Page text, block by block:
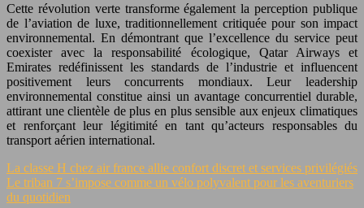
Cette révolution verte transforme également la perception publique
de l’aviation de luxe, traditionnellement critiquée pour son impact
environnemental. En démontrant que l’excellence du service peut
coexister avec la responsabilité écologique, Qatar Airways et
Emirates redéfinissent les standards de l’industrie et influencent
positivement leurs concurrents mondiaux. Leur leadership
environnemental constitue ainsi un avantage concurrentiel durable,
attirant une clientèle de plus en plus sensible aux enjeux climatiques
et renforçant leur légitimité en tant qu’acteurs responsables du
transport aérien international.
La classe H chez air france allie confort discret et services privilégiés
Le triban 7 s’impose comme un vélo polyvalent pour les aventuriers
du quotidien